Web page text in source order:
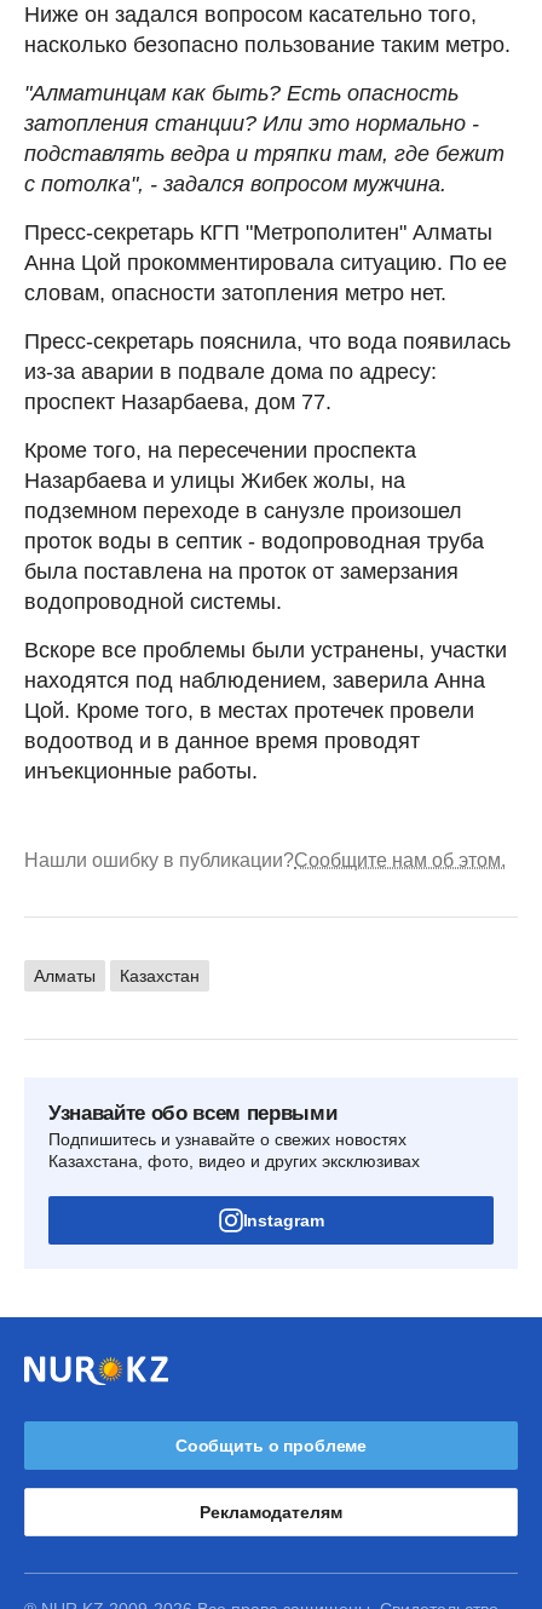
Ниже он задался вопросом касательно того,
насколько безопасно пользование таким метро.
"Алматинцам как быть? Есть опасность
затопления станции? Или это нормально -
подставлять ведра и тряпки там, где бежит
с потолка", - задался вопросом мужчина.
Пресс-секретарь КГП "Метрополитен" Алматы
Анна Цой прокомментировала ситуацию. По ее
словам, опасности затопления метро нет.
Пресс-секретарь пояснила, что вода появилась
из-за аварии в подвале дома по адресу:
проспект Назарбаева, дом 77.
Кроме того, на пересечении проспекта
Назарбаева и улицы Жибек жолы, на
подземном переходе в санузле произошел
проток воды в септик - водопроводная труба
была поставлена на проток от замерзания
водопроводной системы.
Вскоре все проблемы были устранены, участки
находятся под наблюдением, заверила Анна
Цой. Кроме того, в местах протечек провели
водоотвод и в данное время проводят
инъекционные работы.
Нашли ошибку в публикации?Сообщите нам об этом.
Алматы Казахстан
Узнавайте обо всем первыми
Подпишитесь и узнавайте о свежих новостях
Казахстана, фото, видео и других эксклюзивах
Instagram
Сообщить о проблеме
Рекламодателям